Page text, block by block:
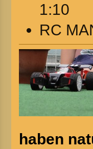
1:10
RC
haben